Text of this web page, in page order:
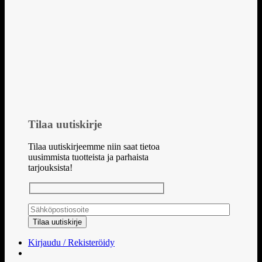
Tilaa uutiskirje
Tilaa uutiskirjeemme niin saat tietoa
uusimmista tuotteista ja parhaista
tarjouksista!
Kirjaudu / Rekisteröidy